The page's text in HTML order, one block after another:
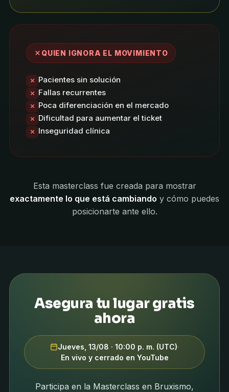
QUIEN IGNORA EL MOVIMIENTO
Pacientes sin solución
Fallas recurrentes
Poca diferenciación en el mercado
Dificultad para aumentar el ticket
Inseguridad clínica
Esta masterclass fue creada para mostrar
exactamente lo que está cambiando y cómo puedes
posicionarte ante ello.
Asegura tu lugar gratis
ahora
Jueves, 13/08 · 10:00 p. m. (UTC)·
En vivo y cerrado en YouTube
Participa en la Masterclass en Bruxismo,